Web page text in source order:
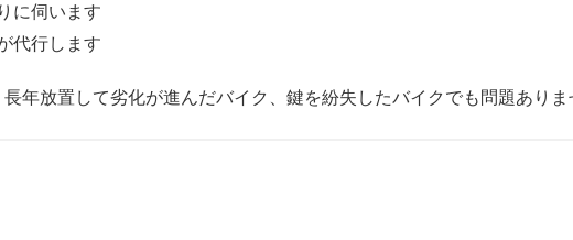
に伺います
代行します
年放置して劣化が進んだバイク、鍵を紛失したバイクでも問題ありま